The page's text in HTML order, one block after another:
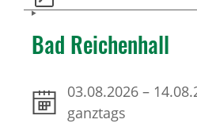
Bad Reichenhall
03.08.2026 –
ganztags